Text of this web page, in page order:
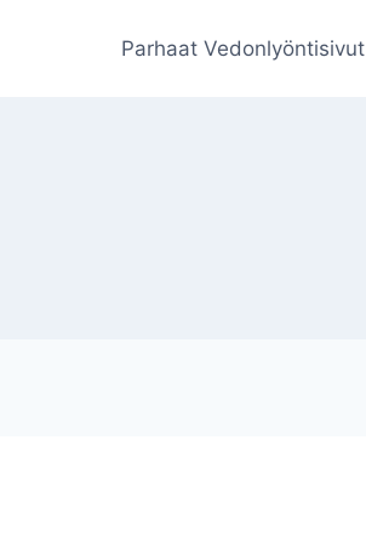
Parhaat Vedonlyöntisivut